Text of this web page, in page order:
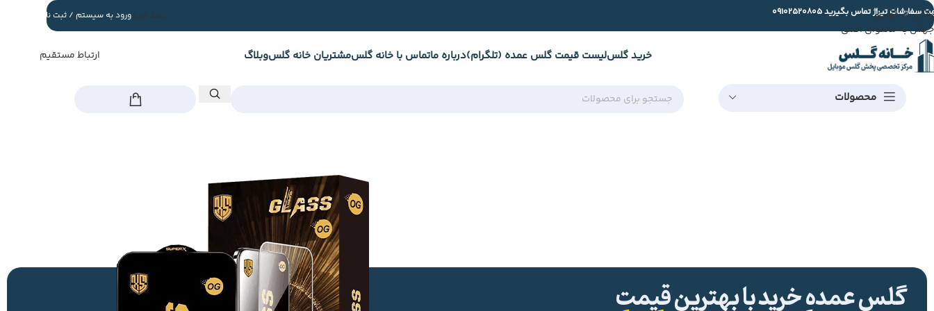
رفتن به ناوبری
جهش به محتوای اصلی
09102520805سفارشات تیراژ تماس بگیرید سبد خریدورود به سیستم / ثبت نام
خرید گلسلیست قیمت گلس عمده (تلگرام)درباره ماتماس با خانه گلسمشتریان خانه گلسوبلاگ ارتباط مستقیم
محصولات
گلس عمده خرید با بهترین قیمت